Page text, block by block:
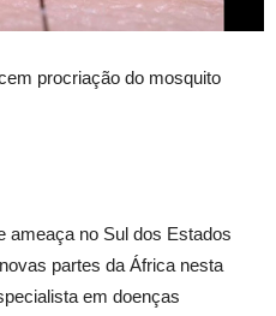
procriação do mosquito
ameaça no Sul dos Estados
partes da África nesta
em doenças